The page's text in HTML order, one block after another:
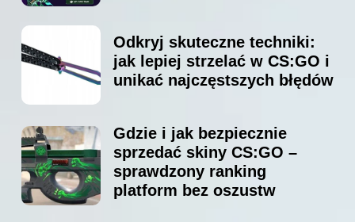
Odkryj skuteczne techniki:
jak lepiej strzelać w CS:GO i
unikać najczęstszych błędów
Gdzie i jak bezpiecznie
sprzedać skiny CS:GO –
sprawdzony ranking
platform bez oszustw